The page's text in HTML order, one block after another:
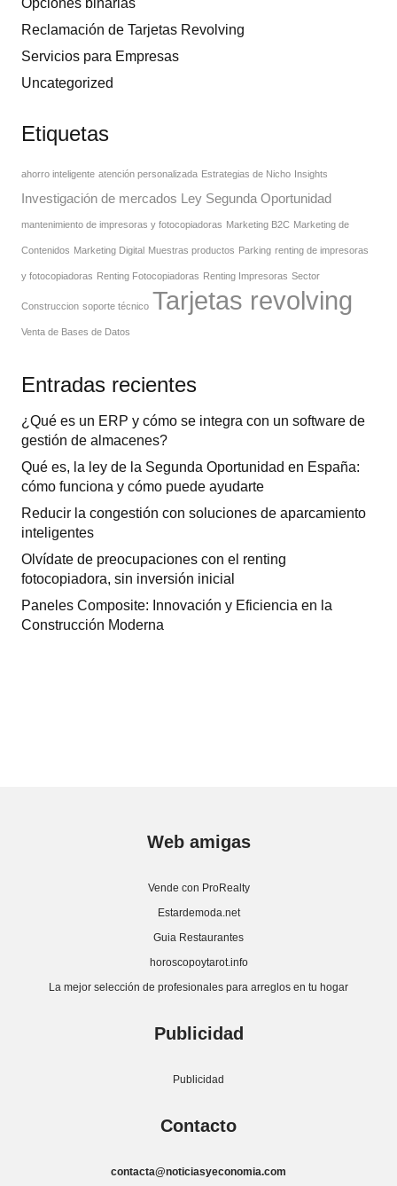
Opciones binarias
Reclamación de Tarjetas Revolving
Servicios para Empresas
Uncategorized
Etiquetas
ahorro inteligente atención personalizada Estrategias de Nicho Insights
Investigación de mercados Ley Segunda Oportunidad
mantenimiento de impresoras y fotocopiadoras Marketing B2C Marketing de
Contenidos Marketing Digital Muestras productos Parking renting de impresoras
y fotocopiadoras Renting Fotocopiadoras Renting Impresoras Sector
Construccion soporte técnico Tarjetas revolving
Venta de Bases de Datos
Entradas recientes
¿Qué es un ERP y cómo se integra con un software de
gestión de almacenes?
Qué es, la ley de la Segunda Oportunidad en España:
cómo funciona y cómo puede ayudarte
Reducir la congestión con soluciones de aparcamiento
inteligentes
Olvídate de preocupaciones con el renting
fotocopiadora, sin inversión inicial
Paneles Composite: Innovación y Eficiencia en la
Construcción Moderna
Web amigas
Vende con ProRealty
Estardemoda.net
Guia Restaurantes
horoscopoytarot.info
La mejor selección de profesionales para arreglos en tu hogar
Publicidad
Publicidad
Contacto
contacta@noticiasyeconomia.com